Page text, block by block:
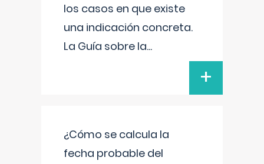
los casos en que existe
una indicación concreta.
La Guía sobre la...
+
¿Cómo se calcula la
fecha probable del